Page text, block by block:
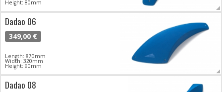
Height: 80mm
Dadao 06
349,00 €
Length: 870mm
Width: 320mm
Height: 90mm
Dadao 08